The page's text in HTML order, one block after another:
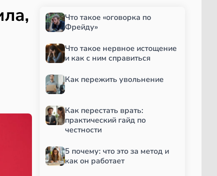
Что такое «оговорка по
Фрейду»
Что такое нервное истощение
и как с ним справиться
Как пережить увольнение
Как перестать врать:
практический гайд по
честности
5 почему: что это за метод и
как он работает